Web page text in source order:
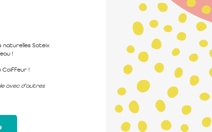
naturelles Soteix
!
Coiffeur !
avec d’autres